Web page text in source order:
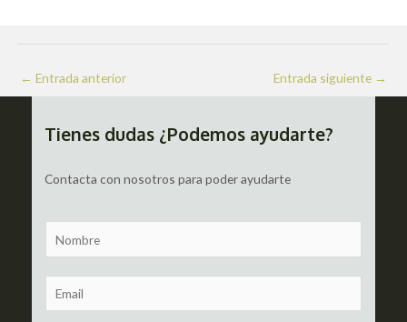
Navegación
de
← Entrada anterior Entrada siguiente →
Tienes dudas ¿Podemos ayudarte?
Contacta con nosotros para poder ayudarte
a
m
m